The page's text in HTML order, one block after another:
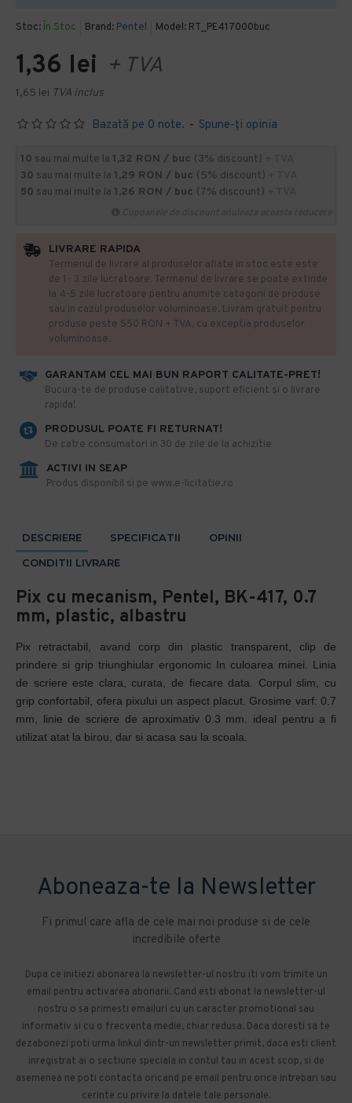
Stoc: În Stoc Brand: Pentel Model: RT_PE417000buc
Bazată pe 0 note. - Spune-ţi opinia
1,36 lei + TVA
1,65 lei TVA inclus
10 sau mai multe la 1,32 RON / buc (3% discount)
30 sau mai multe la 1,29 RON / buc (5% discount)
50 sau mai multe la 1,26 RON / buc (7% discount)
GARANTAM CEL MAI BUN RAPORT CALITATE-PRET!
​Bucura-te de produse calitative, suport eficient si o livrare
rapida!
PRODUSUL POATE FI RETURNAT!
De catre consumatori in 30 de zile de la achizitie
ACTIVI IN SEAP
Produs disponibil si pe www.e-licitatie.ro
LIVRARE RAPIDA
Termenul de livrare al produselor aflate in stoc este este
de 1- 3 zile lucratoare. Termenul de livrare se poate extinde
la 4-5 zile lucratoare pentru anumite categorii de produse
sau in cazul produselor voluminoase. Livram gratuit pentru
produse peste 550 RON + TVA, cu exceptia produselor
voluminoase.
DESCRIERE SPECIFICATII
OPINII
CONDITII LIVRARE
Pix cu mecanism, Pentel, BK-417, 0.7
mm, plastic, albastru
Pix retractabil, avand corp din plastic transparent, clip de
prindere si grip triunghiular ergonomic In culoarea minei. Linia
de scriere este clara, curata, de fiecare data. Corpul slim, cu
grip confortabil, ofera pixului un aspect placut. Grosime varf: 0.7
mm, linie de scriere de aproximativ 0.3 mm. ideal pentru a fi
utilizat atat la birou, dar si acasa sau la scoala.
Aboneaza-te la Newsletter
Fi primul care afla de cele mai noi produse si de cele
incredibile oferte
Dupa ce initiezi abonarea la newsletter-ul nostru iti vom trimite un
email pentru activarea abonarii. Cand esti abonat la newsletter-ul
nostru o sa primesti emailuri cu un caracter promotional sau
informativ si cu o frecventa medie, chiar redusa. Daca doresti sa te
dezabonezi poti urma linkul dintr-un newsletter primit, daca esti client
inregistrat ai o sectiune speciala in contul tau in acest scop, si de
asemenea ne poti contacta oricand pe email pentru orice intrebari sau
cerinte cu privire la datele tale personale.